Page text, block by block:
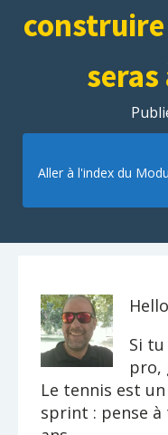
seras
Aller à l'index du
Si
pro,
Le tennis est
sprint : pense